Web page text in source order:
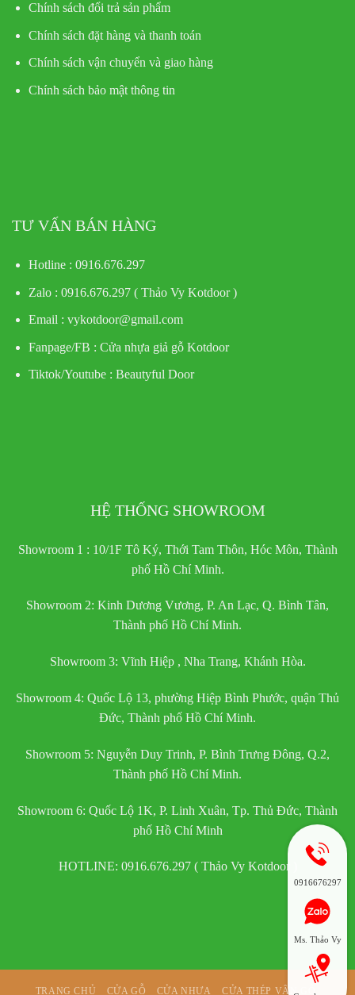
Chính sách đổi trả sản phẩm
Chính sách đặt hàng và thanh toán
Chính sách vận chuyển và giao hàng
Chính sách bảo mật thông tin
TƯ VẤN BÁN HÀNG
Hotline : 0916.676.297
Zalo : 0916.676.297 ( Thảo Vy Kotdoor )
Email : vykotdoor@gmail.com
Fanpage/FB : Cửa nhựa giả gỗ Kotdoor
Tiktok/Youtube : Beautyful Door
HỆ THỐNG SHOWROOM
Showroom 1 : 10/1F Tô Ký, Thới Tam Thôn, Hóc Môn, Thành
phố Hồ Chí Minh.
Showroom 2: Kinh Dương Vương, P. An Lạc, Q. Bình Tân,
Thành phố Hồ Chí Minh.
Showroom 3: Vĩnh Hiệp , Nha Trang, Khánh Hòa.
Showroom 4: Quốc Lộ 13, phường Hiệp Bình Phước, quận Thủ
Đức, Thành phố Hồ Chí Minh.
Showroom 5: Nguyễn Duy Trinh, P. Bình Trưng Đông, Q.2,
Thành phố Hồ Chí Minh.
Showroom 6: Quốc Lộ 1K, P. Linh Xuân, Tp. Thủ Đức, Thành
phố Hồ Chí Minh
HOTLINE: 0916.676.297 ( Thảo Vy Kotdoor )
TRANG CHỦ CỬA GỖ CỬA NHỰA CỬA THÉP VÂN GỖ
0916676297
Ms. Thảo Vy